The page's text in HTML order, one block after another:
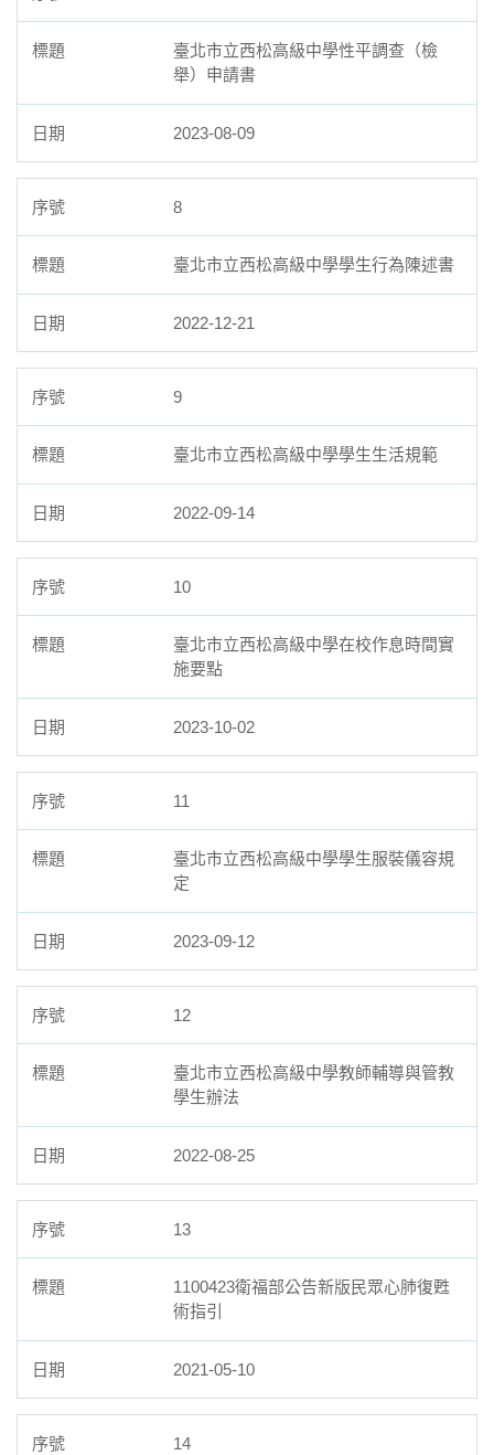
臺北市立西松高級中學性平調查（檢
舉）申請書
2023-08-09
8
臺北市立西松高級中學學生行為陳述書
2022-12-21
9
臺北市立西松高級中學學生生活規範
2022-09-14
10
臺北市立西松高級中學在校作息時間實
施要點
2023-10-02
11
臺北市立西松高級中學學生服裝儀容規
定
2023-09-12
12
臺北市立西松高級中學教師輔導與管教
學生辦法
2022-08-25
13
1100423衛福部公告新版民眾心肺復甦
術指引
2021-05-10
14